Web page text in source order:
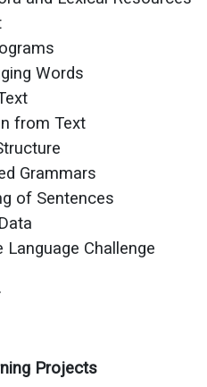
Words
from Text
Grammars
of Sentences
Challenge
.
Projects